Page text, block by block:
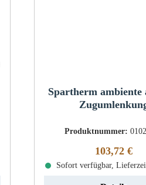
Spartherm ambiente
Produktnummer:
Regulärer
103,72 €
Sofort verfügbar,